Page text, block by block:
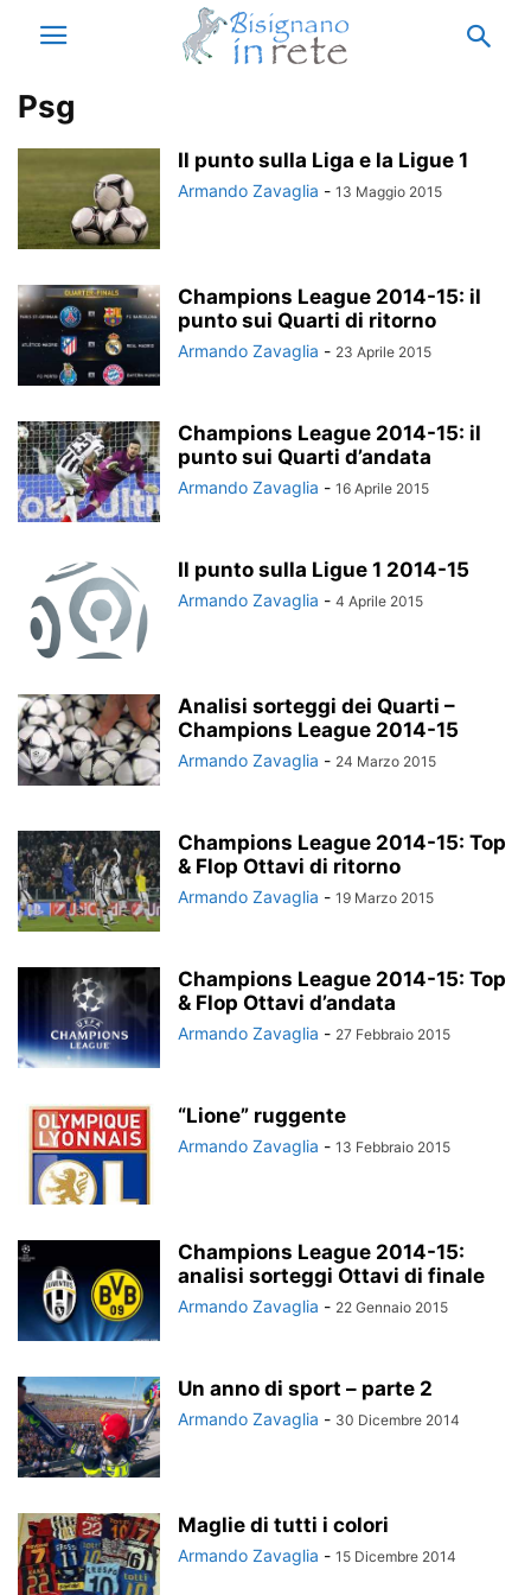
Psg
Il punto sulla Liga e la Ligue 1
Armando Zavaglia - 13 Maggio 2015
Champions League 2014-15: il
punto sui Quarti di ritorno
Armando Zavaglia - 23 Aprile 2015
Champions League 2014-15: il
punto sui Quarti d’andata
Armando Zavaglia - 16 Aprile 2015
Il punto sulla Ligue 1 2014-15
Armando Zavaglia - 4 Aprile 2015
Analisi sorteggi dei Quarti –
Champions League 2014-15
Armando Zavaglia - 24 Marzo 2015
Champions League 2014-15: Top
& Flop Ottavi di ritorno
Armando Zavaglia - 19 Marzo 2015
Champions League 2014-15: Top
& Flop Ottavi d’andata
Armando Zavaglia - 27 Febbraio 2015
“Lione” ruggente
Armando Zavaglia - 13 Febbraio 2015
Champions League 2014-15:
analisi sorteggi Ottavi di finale
Armando Zavaglia - 22 Gennaio 2015
Un anno di sport – parte 2
Armando Zavaglia - 30 Dicembre 2014
Maglie di tutti i colori
Armando Zavaglia - 15 Dicembre 2014